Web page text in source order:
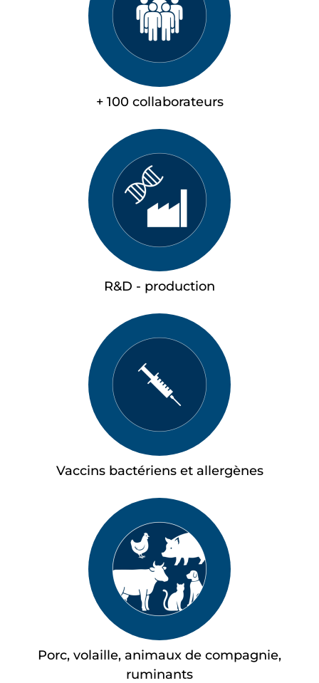
+ 100 collaborateurs
R&D - production
Vaccins bactériens et allergènes
Porc, volaille, animaux de compagnie,
ruminants